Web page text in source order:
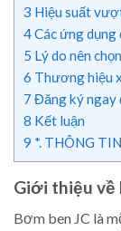
3 Hiệu suất
4Các ứng dụng
5 Lý do nên
6 Thương hiệu
7 Đăng ký ngay
8 Kết luận
9 *. THÔNG
Giới thiệu về
Bơm ben JC là